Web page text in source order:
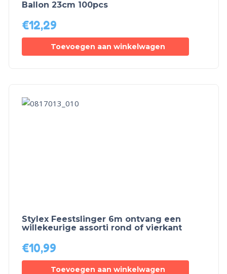
Ballon 23cm 100pcs
€12,29
Toevoegen aan winkelwagen
Stylex Feestslinger 6m ontvang een
willekeurige assorti rond of vierkant
€10,99
Toevoegen aan winkelwagen